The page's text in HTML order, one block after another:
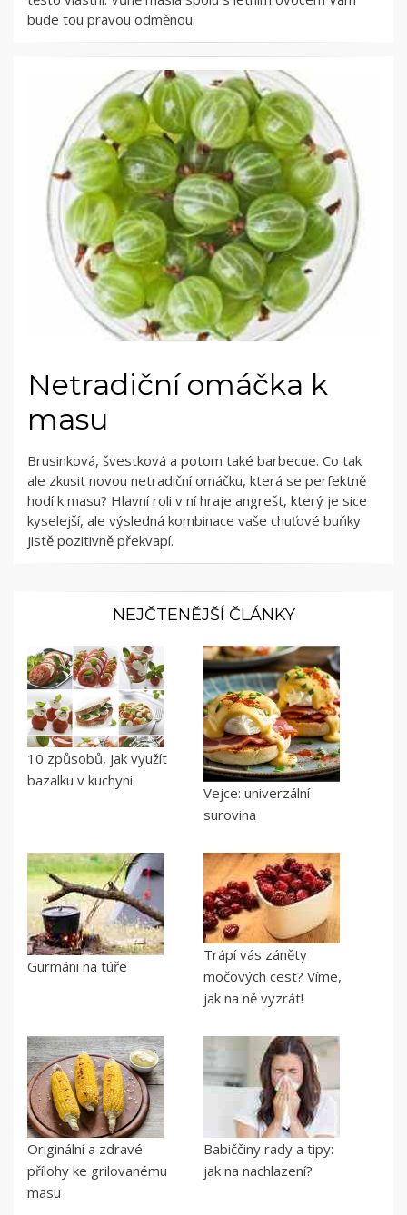
bude tou pravou odměnou.
Netradiční omáčka k
masu
Brusinková, švestková a potom také barbecue. Co tak
ale zkusit novou netradiční omáčku, která se perfektně
hodí k masu? Hlavní roli v ní hraje angrešt, který je sice
kyselejší, ale výsledná kombinace vaše chuťové buňky
jistě pozitivně překvapí.
NEJČTENĚJŠÍ ČLÁNKY
10 způsobů, jak využít
bazalku v kuchyni
Vejce: univerzální
surovina
Gurmáni na túře
Trápí vás záněty
močových cest? Víme,
jak na ně vyzrát!
Originální a zdravé
přílohy ke grilovanému
masu
Babiččiny rady a tipy:
jak na nachlazení?